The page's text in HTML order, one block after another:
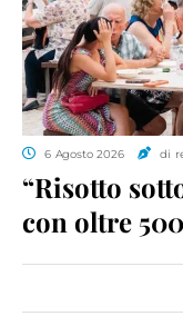
6 Agosto 2026 di
“Risotto
con oltre